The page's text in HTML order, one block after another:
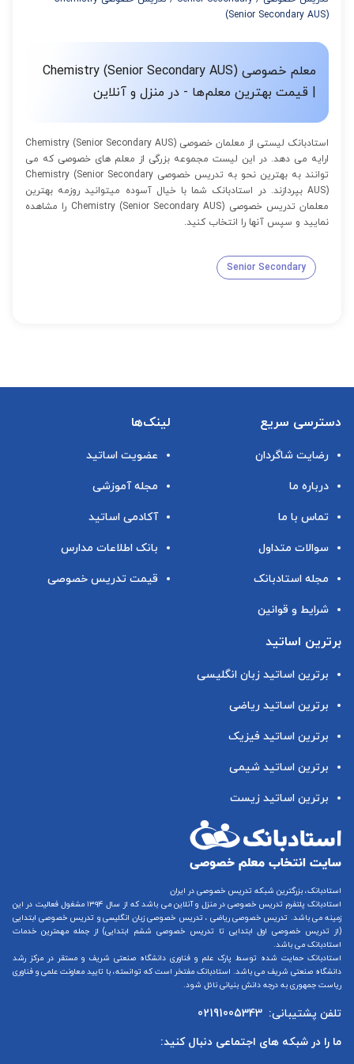
از 16 تا 100 جلسه: 9% تخفیف
(Senior Secondary AUS)
معلم خصوصی Chemistry (Senior Secondary AUS)
| قیمت بهترین معلم‌ها - در منزل و آنلاین
استادبانک لیستی از معلمان خصوصی Chemistry (Senior Secondary AUS)
ارایه می دهد. در این لیست مجموعه بزرگی از معلم های خصوصی که می
توانند به بهترین نحو به تدریس خصوصی Chemistry (Senior Secondary
AUS) بپردازند. در استادبانک شما با خیال آسوده میتوانید روزمه بهترین
معلمان تدریس خصوصی Chemistry (Senior Secondary AUS) را مشاهده
نمایید و سپس آنها را انتخاب کنید.
Senior Secondary
دسترسی سریع
رضایت شاگردان
درباره ما
تماس با ما
سوالات متداول
مجله استادبانک
شرایط و قوانین
لینک‌ها
عضویت اساتید
مجله آموزشی
آکادمی اساتید
بانک اطلاعات مدارس
قیمت تدریس خصوصی
برترین اساتید
برترین اساتید زبان انگلیسی
برترین اساتید ریاضی
برترین اساتید فیزیک
برترین اساتید شیمی
برترین اساتید زیست
استادبانک، بزرگترین شبکه تدریس خصوصی در ایران
استادبانک پلتفرم تدریس خصوصی در منزل و آنلاین
می باشد که از سال ۱۳۹۴ مشغول فعالیت در این
زمینه می باشد. تدریس خصوصی ریاضی ، تدریس خصوصی زبان انگلیسیو تدریس خصوصی ابتدایی
(از تدریس خصوصی اول ابتدایی تا تدریس خصوصی ششم ابتدایی) از جمله مهمترین خدمات
استادبانک می باشد.
استادبانک حمایت شده توسط پارک علم و فناوری دانشگاه صنعتی شریف و مستقر در مرکز رشد
دانشگاه صنعتی شریف می باشد. استادبانک مفتخر است که توانسته، با تایید معاونت علمی و فناوری
ریاست جمهوری به درجه دانش بنیانی نائل شود.
تلفن پشتیبانی: 02191005343
ما را در شبکه های اجتماعی دنبال کنید: